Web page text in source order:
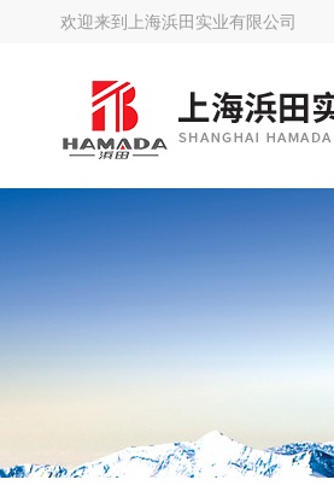
欢迎来到 上海浜田实业有限公司